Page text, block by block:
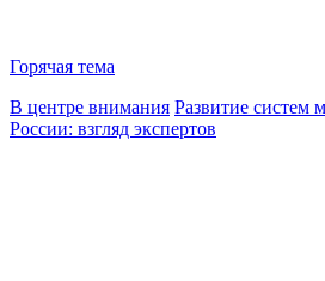
Горячая тема
В центре внимания Развитие систем
России: взгляд экспертов